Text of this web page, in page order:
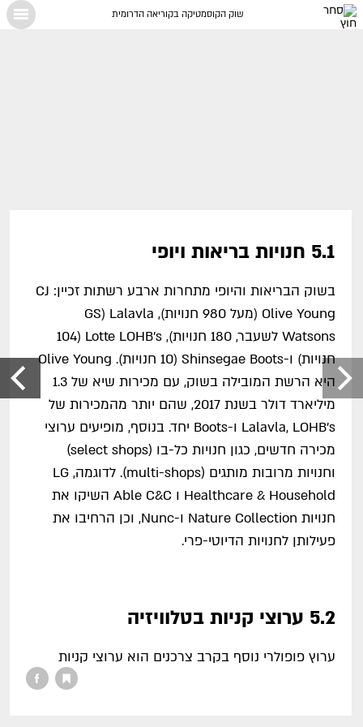
שוק הקוסמטיקה בקוריאה הדרומית
5.1 חנויות בריאות ויופי
בשוק הבריאות והיופי מתחרות ארבע רשתות זכיין: CJ
Olive Young (מעל 980 חנויות), Lalavla (GS
Watsons לשעבר, 180 חנויות), Lotte LOHB's (104
חנויות) ו-Shinsegae Boots (10 חנויות). Olive Young
היא הרשת המובילה בשוק, עם מכירות שיא של 1.3
מיליארד דולר בשנת 2017, שהם יותר מהמכירות של
Lalavla, LOHB's ו-Boots יחד. בנוסף, מופיעים ערוצי
מכירה חדשים, כגון חנויות כל-בו (select shops)
וחנויות מרובות מותגים (multi-shops). לדוגמה, LG
Healthcare & Household ו Able C&C השיקו את
חנויות Nature Collection ו-Nunc, וכן הרחיבו את
פעילותן לחנויות הדיוטי-פרי.
5.2 ערוצי קניות בטלוויזיה
ערוץ פופולרי נוסף בקרב צרכנים הוא ערוצי קניות
X